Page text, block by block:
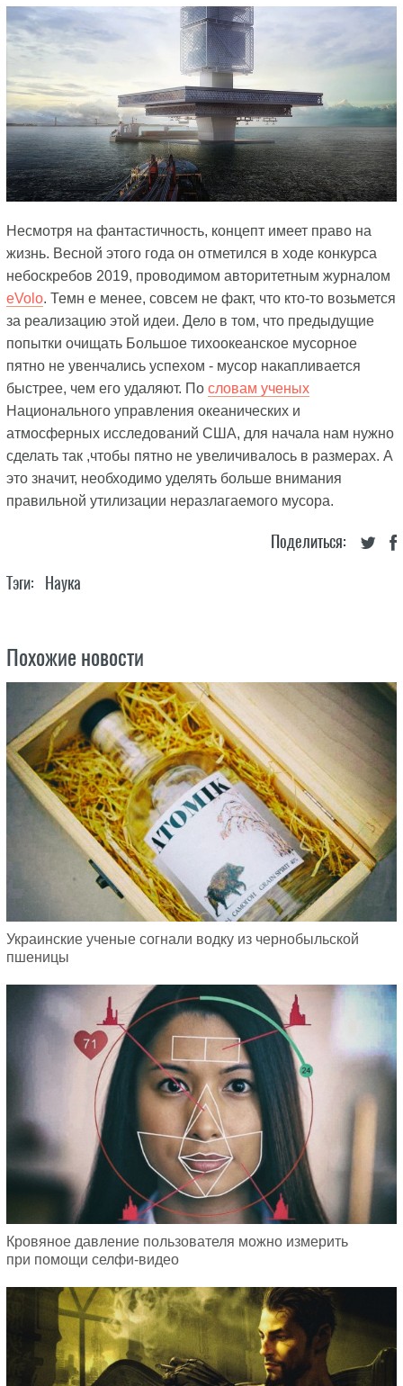
Несмотря на фантастичность, концепт имеет право на
жизнь. Весной этого года он отметился в ходе конкурса
небоскребов 2019, проводимом авторитетным журналом
eVolo. Темн е менее, совсем не факт, что кто-то возьмется
за реализацию этой идеи. Дело в том, что предыдущие
попытки очищать Большое тихоокеанское мусорное
пятно не увенчались успехом - мусор накапливается
быстрее, чем его удаляют. По словам ученых
Национального управления океанических и
атмосферных исследований США, для начала нам нужно
сделать так ,чтобы пятно не увеличивалось в размерах. А
это значит, необходимо уделять больше внимания
правильной утилизации неразлагаемого мусора.
Поделиться:
Тэги: Наука
Похожие новости
Украинские ученые согнали водку из чернобыльской
пшеницы
Кровяное давление пользователя можно измерить
при помощи селфи-видео